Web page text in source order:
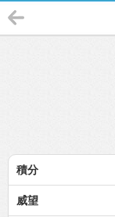
積分
威望